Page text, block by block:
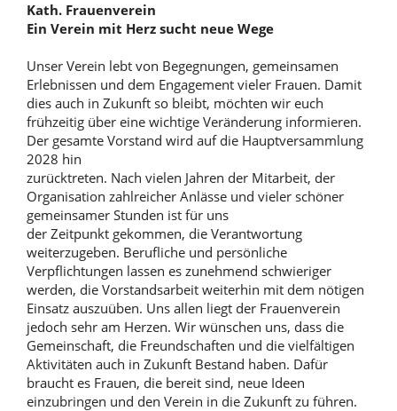
Kath. Frauenverein
Ein Verein mit Herz sucht neue Wege
Unser Verein lebt von Begegnungen, gemeinsamen
Erlebnissen und dem Engagement vieler Frauen. Damit
dies auch in Zukunft so bleibt, möchten wir euch
frühzeitig über eine wichtige Veränderung informieren.
Der gesamte Vorstand wird auf die Hauptversammlung
2028 hin
zurücktreten. Nach vielen Jahren der Mitarbeit, der
Organisation zahlreicher Anlässe und vieler schöner
gemeinsamer Stunden ist für uns
der Zeitpunkt gekommen, die Verantwortung
weiterzugeben. Berufliche und persönliche
Verpflichtungen lassen es zunehmend schwieriger
werden, die Vorstandsarbeit weiterhin mit dem nötigen
Einsatz auszuüben. Uns allen liegt der Frauenverein
jedoch sehr am Herzen. Wir wünschen uns, dass die
Gemeinschaft, die Freundschaften und die vielfältigen
Aktivitäten auch in Zukunft Bestand haben. Dafür
braucht es Frauen, die bereit sind, neue Ideen
einzubringen und den Verein in die Zukunft zu führen.